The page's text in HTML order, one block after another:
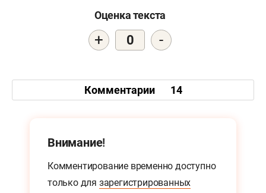
Оценка текста
+ 0 -
Комментарии 14
Внимание!
Комментирование временно доступно
только для зарегистрированных